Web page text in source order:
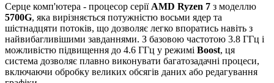
Серце комп'ютера - процесор серії AMD Ryzen 7 з моделлю
5700G, яка вирізняється потужністю восьми ядер та
шістнадцяти потоків, що дозволяє легко впоратись навіть з
найвибагливішими завданнями. З базовою частотою 3.8 ГГц і
можливістю підвищення до 4.6 ГГц у режимі Boost, ця
система дозволяє плавно виконувати багатозадачні процеси,
включаючи обробку великих обсягів даних або редагування